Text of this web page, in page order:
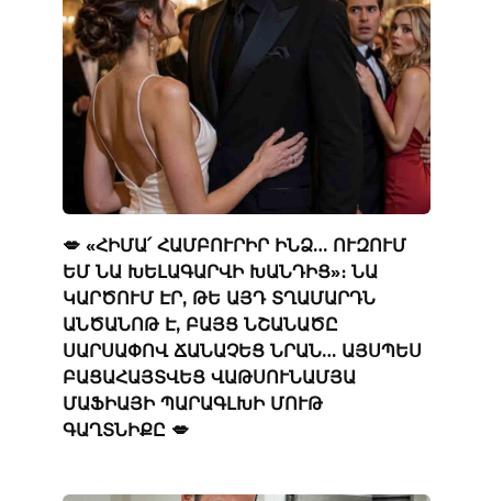
💋 «ՀԻՄԱ՛ ՀԱՄԲՈՒՐԻՐ ԻՆՁ… ՈՒԶՈՒՄ
ԵՄ ՆԱ ԽԵԼԱԳԱՐՎԻ ԽԱՆԴԻՑ»։ ՆԱ
ԿԱՐԾՈՒՄ ԷՐ, ԹԵ ԱՅԴ ՏՂԱՄԱՐԴՆ
ԱՆԾԱՆՈԹ Է, ԲԱՅՑ ՆՇԱՆԱԾԸ
ՍԱՐՍԱՓՈՎ ՃԱՆԱՉԵՑ ՆՐԱՆ… ԱՅՍՊԵՍ
ԲԱՑԱՀԱՅՏՎԵՑ ՎԱԹՍՈՒՆԱՄՅԱ
ՄԱՖԻԱՅԻ ՊԱՐԱԳԼԽԻ ՄՈՒԹ
ԳԱՂՏՆԻՔԸ 💋